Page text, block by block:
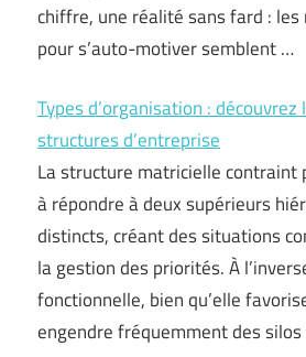
chiffre, une réalité sans fard : les
pour s’auto-motiver semblent …
Types d’organisation :
structures d’entreprise
La structure matricielle contraint
à répondre à deux supérieurs
distincts, créant des situations
la gestion des priorités. À
fonctionnelle, bien qu’elle
engendre fréquemment des